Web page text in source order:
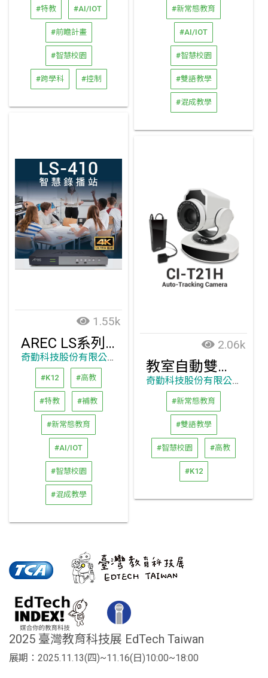
#特教 #AI/IOT
#前瞻計畫
#智慧校園
#跨學科 #控制
#新常態教育
#AI/IOT
#智慧校園
#雙語教學
#混成教學
1.55k
AREC LS系列4K高畫質智慧錄播站
奇勤科技股份有限公司
#K12 #高教
#特教 #補教
#新常態教育
#AI/IOT
#智慧校園
#混成教學
2.06k
教室自動雙追蹤攝影系統
奇勤科技股份有限公司
#新常態教育
#雙語教學
#智慧校園 #高教
#K12
2025 臺灣教育科技展 EdTech Taiwan
展期：2025.11.13(四)~11.16(日)10:00~18:00